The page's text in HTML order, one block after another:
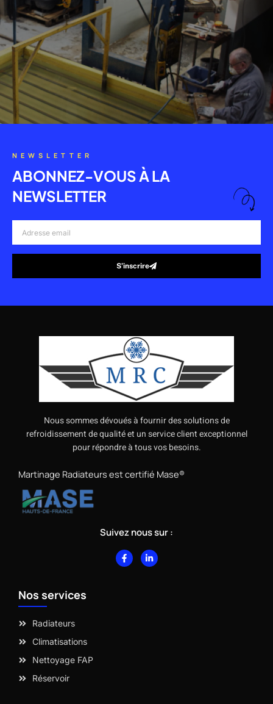
NEWSLETTER
ABONNEZ-VOUS À LA
NEWSLETTER
email
S’inscrire
Nous sommes dévoués à fournir des solutions de
refroidissement de qualité et un service client exceptionnel
pour répondre à tous vos besoins.
Martinage Radiateurs est certifié Mase®
Suivez nous sur :
F
a
c
L
i
n
Nos services
Radiateurs
Climatisations
Nettoyage FAP
Réservoir